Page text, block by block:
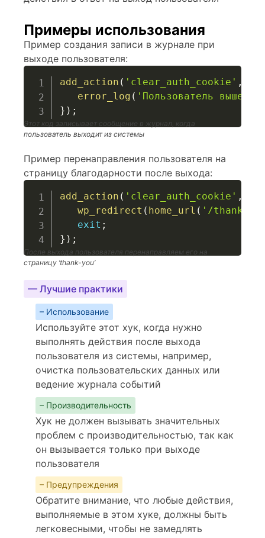
Примеры использования
Пример создания записи в журнале при
выходе пользователя:
add_action ( 'clear_auth_cookie' ,
error_log ( 'Пользователь вышел
} ) ;
Этот код записывает сообщение в журнал, когда
пользователь выходит из системы
Пример перенаправления пользователя на
страницу благодарности после выхода:
add_action ( 'clear_auth_cookie' ,
wp_redirect ( home_url ( '/thank-
exit ;
} ) ;
После выхода пользователя перенаправляем его на
страницу ‘thank-you’
— Лучшие практики
– Использование
Используйте этот хук, когда нужно
выполнять действия после выхода
пользователя из системы, например,
очистка пользовательских данных или
ведение журнала событий
– Производительность
Хук не должен вызывать значительных
проблем с производительностью, так как
он вызывается только при выходе
пользователя
– Предупреждения
Обратите внимание, что любые действия,
выполняемые в этом хуке, должны быть
легковесными, чтобы не замедлять